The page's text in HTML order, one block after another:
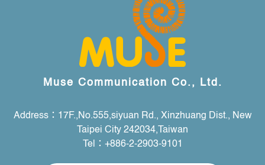
Muse Communication Co., Ltd.
Address：17F.,No.555,siyuan Rd., Xinzhuang Dist., New
Taipei City 242034,Taiwan
Tel：+886-2-2903-9101